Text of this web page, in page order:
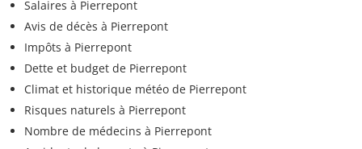
Salaires à Pierrepont
Avis de décès à Pierrepont
Impôts à Pierrepont
Dette et budget de Pierrepont
Climat et historique météo de Pierrepont
Risques naturels à Pierrepont
Nombre de médecins à Pierrepont